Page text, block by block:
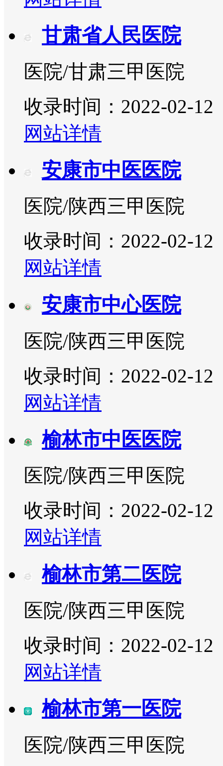
甘肃省人民医院
医院/甘肃三甲医院
收录时间：2022-02-12
网站详情
安康市中医医院
医院/陕西三甲医院
收录时间：2022-02-12
网站详情
安康市中心医院
医院/陕西三甲医院
收录时间：2022-02-12
网站详情
榆林市中医医院
医院/陕西三甲医院
收录时间：2022-02-12
网站详情
榆林市第二医院
医院/陕西三甲医院
收录时间：2022-02-12
网站详情
榆林市第一医院
医院/陕西三甲医院